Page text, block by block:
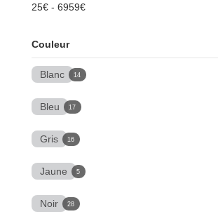
25€- 6959€
Couleur
Blanc 14
Bleu 17
Gris 16
Jaune 5
Noir 28